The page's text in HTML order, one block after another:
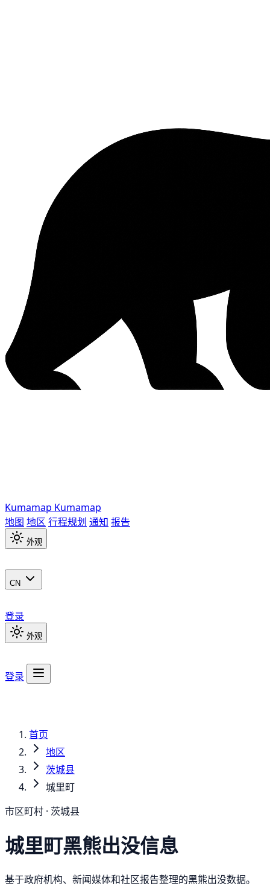
Kumamap Kumamap
地图 地区 行程规划 通知 报告
外观
CN
登录
外观
登录
首页
地区
茨城县
城里町
市区町村 · 茨城县
城里町黑熊出没信息
基于政府机构、新闻媒体和社区报告整理的黑熊出没数据。